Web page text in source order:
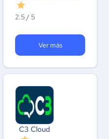
2.5 / 5
Ver más
C3 Cloud